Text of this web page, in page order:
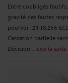
Entre coobligés
gravité des fautes
pourvoi : 23-18.266
Cassation partielle
Décision ... Lire la suite